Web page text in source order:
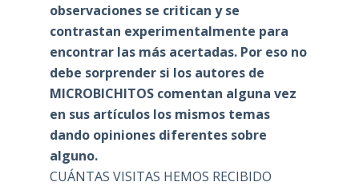
observaciones se critican y se
contrastan experimentalmente para
encontrar las más acertadas. Por eso no
debe sorprender si los autores de
MICROBICHITOS comentan alguna vez
en sus artículos los mismos temas
dando opiniones diferentes sobre
alguno.
CUÁNTAS VISITAS HEMOS RECIBIDO